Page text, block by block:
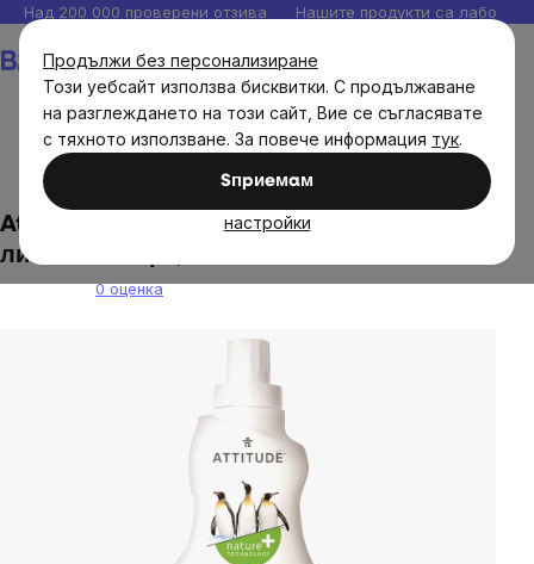
Продължи без персонализиране
Този уебсайт използва бисквитки. С продължаване
на разглеждането на този сайт, Вие се съгласявате
с тяхното използване. За повече информация тук.
Sпpиeмaм
настройки
Прескочи
към
съдържанието
Над 200 000 проверени отзива Нашите продукти са
Естествена козметика Дрогерия
Attitude - Измивен гел с аромат на
лимонова кора, 1050 мл
0 оценка